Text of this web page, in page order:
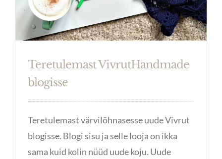
Teretulemast VivrutHandmade
blogisse
Teretulemast värvilõhnasesse uude Vivrut
blogisse. Blogi sisu ja selle looja on ikka
sama kuid kolin nüüd uude koju. Uude